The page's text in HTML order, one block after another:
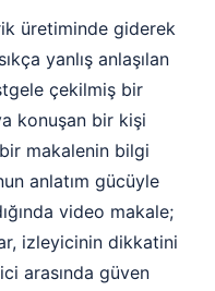
üretiminde giderek
yanlış anlaşılan
çekilmiş bir
konuşan bir kişi
makalenin bilgi
anlatım gücüyle
video makale;
izleyicinin dikkatini
arasında güven